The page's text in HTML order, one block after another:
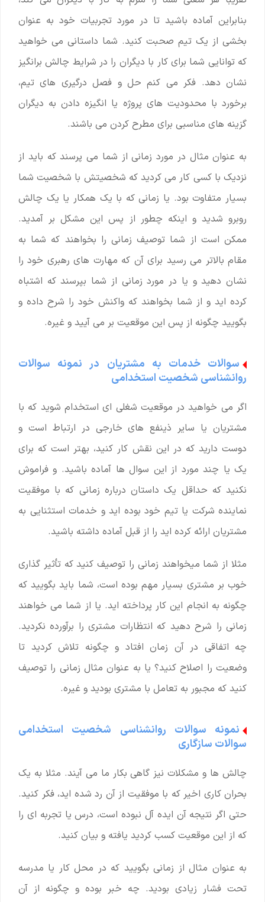
بنابراین آماده باشید تا در مورد تجربیات خود به عنوان
بخشی از یک تیم صحبت کنید. شما داستانی می خواهید
که توانایی شما برای کار با دیگران را در شرایط چالش برانگیز
نشان دهد. فکر می کنم حل و فصل درگیری های تیم،
برخورد با محدودیت های پروژه یا انگیزه دادن به دیگران
گزینه های مناسبی برای مطرح کردن می باشند.
به عنوان مثال در مورد زمانی از شما می پرسند که باید از
نزدیک با کسی کار می کردید که شخصیتش با شخصیت شما
بسیار متفاوت بود. یا زمانی که با یک همکار یا یک چالش
روبرو شدید و اینکه چطور از پس این مشکل بر آمدید.
ممکن است از شما توصیف زمانی را بخواهند که شما به
مقام بالاتر می رسید برای آن که مهارت های رهبری خود را
نشان دهید و یا در مورد زمانی از شما بپرسند که اشتباه
کرده اید و از شما بخواهند که واکنش خود را شرح داده و
بگویید چگونه از پس این موقعیت بر می آیید و غیره.
سوالات خدمات به مشتریان در نمونه سوالات
روانشناسی شخصیت استخدامی
اگر می خواهید در موقعیت شغلی ای استخدام شوید که با
مشتریان یا سایر ذینفع های خارجی در ارتباط است و
دوست دارید که در این نقش کار کنید، بهتر است که برای
یک یا چند مورد از این سوال ها آماده باشید. و فراموش
نکنید که حداقل یک داستان درباره زمانی که با موفقیت
نماینده شرکت یا تیم خود بوده اید و خدمات استثنایی به
مشتریان ارائه کرده اید را از قبل آماده داشته باشید.
مثلا از شما میخواهند زمانی را توصیف کنید که تأثیر گذاری
خوب بر مشتری بسیار مهم بوده است، شما باید بگویید که
چگونه به انجام این کار پرداخته اید. یا از شما می خواهند
زمانی را شرح دهید که انتظارات مشتری را برآورده نکردید.
چه اتفاقی در آن زمان افتاد و چگونه تلاش کردید تا
وضعیت را اصلاح کنید؟ یا به عنوان مثال زمانی را توصیف
کنید که مجبور به تعامل با مشتری بودید و غیره.
نمونه سوالات روانشناسی شخصیت استخدامی
سوالات سازگاری
چالش ها و مشکلات نیز گاهی بکار ما می آیند. مثلا به یک
بحران کاری اخیر که با موفقیت از آن رد شده اید، فکر کنید.
حتی اگر نتیجه آن ایده ‌آل نبوده است، درس یا تجربه ای را
که از این موقعیت کسب کردید یافته و بیان کنید.
به عنوان مثال از زمانی بگویید که در محل کار یا مدرسه
تحت فشار زیادی بودید. چه خبر بوده و چگونه از آن